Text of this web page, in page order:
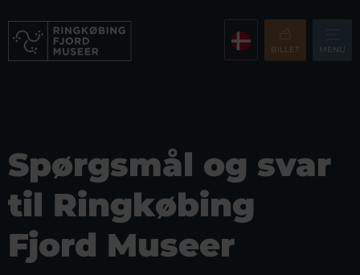
BILLET MENU
Spørgsmål og svar
til Ringkøbing
Fjord Museer